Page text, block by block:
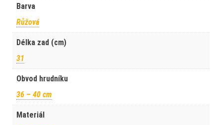
Barva
Růžová
Délka zad (cm)
31
Obvod hrudníku
36 – 40 cm
Materiál